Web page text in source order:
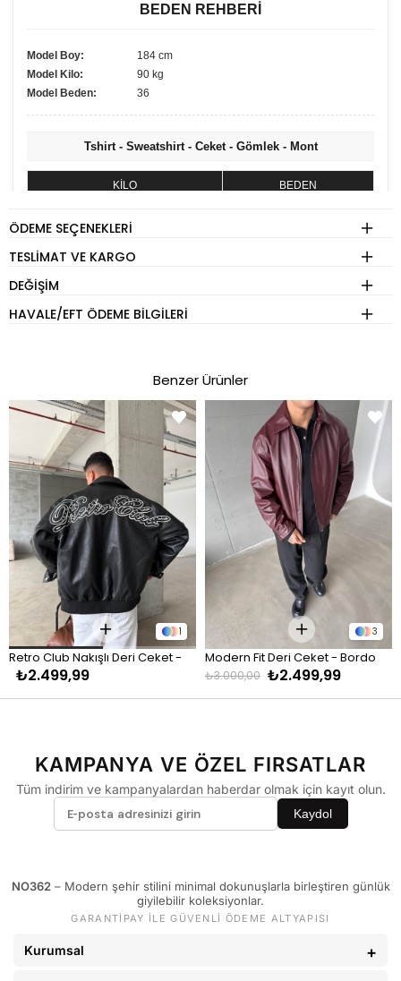
BEDEN REHBERİ
Model Boy:
184 cm
Model Kilo:
90 kg
Model Beden:
36
Tshirt - Sweatshirt - Ceket - Gömlek - Mont
KİLO BEDEN
60 - 74 kg S
75 - 84 kg M
85 - 89 kg L
90 - 110 kg XL
Pantolon
KİLO BEDEN
60 - 65 kg 29
66 - 71 kg 30
72 - 77 kg 31
78 - 82 kg 32
34
94 - 110 kg 36
ÖDEME SEÇENEKLERI
TESLIMAT VE KARGO
DEĞIŞIM
HAVALE/EFT ÖDEME BILGILERI
Benzer Ürünler
1
Retro Club Nakışlı Deri Ceket -
Siyah
₺2.499,99
3
Modern Fit Deri Ceket - Bordo
₺2.499,99
₺3.000,00
KAMPANYA VE ÖZEL FIRSATLAR
Tüm indirim ve kampanyalardan haberdar olmak için kayıt olun.
Kaydol
NO362– Modern şehir stilini minimal dokunuşlarla birleştiren günlük
giyilebilir koleksiyonlar.
GARANTİPAY İLE GÜVENLİ ÖDEME ALTYAPISI
Kurumsal